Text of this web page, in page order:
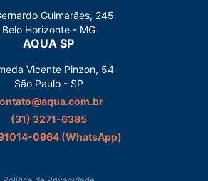
Guimarães, 245
Belo Horizonte - MG
AQUA SP
Vicente Pinzon, 54
São Paulo - SP
(31) 3271-6385
0964‬ (WhatsApp)